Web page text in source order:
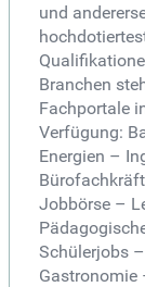
und
Branchen
Fachportale
Verfügung:
Energien –
Jobbörse –
Schülerjobs
Gastronomie